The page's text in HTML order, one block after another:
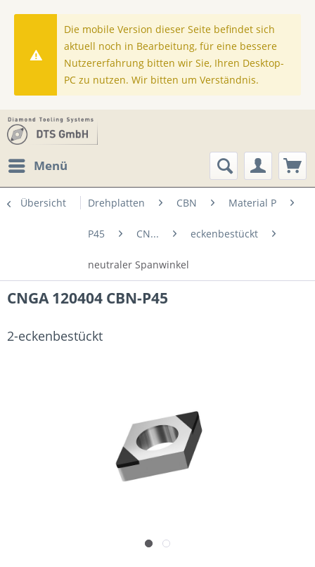
Die mobile Version dieser Seite befindet sich
aktuell noch in Bearbeitung, für eine bessere
Nutzererfahrung bitten wir Sie, Ihren Desktop-
PC zu nutzen. Wir bitten um Verständnis.
Menü
Übersicht Drehplatten CBN Material P
P45 CN... eckenbestückt
neutraler Spanwinkel
CNGA 120404 CBN-P45
2-eckenbestückt